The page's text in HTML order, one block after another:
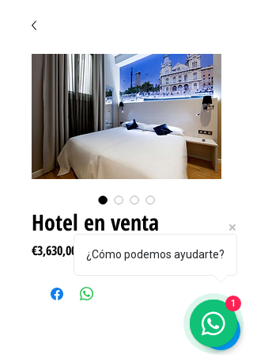
Hotel en venta
€3,630,000.00Price
¿Cómo podemos ayudarte?
1